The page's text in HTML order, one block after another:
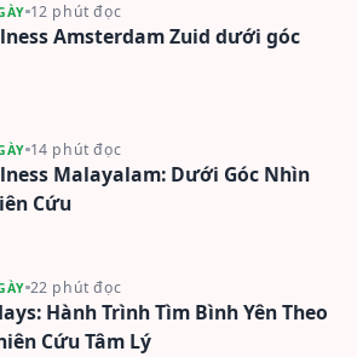
12 phút đọc
Amsterdam Zuid dưới góc
14 phút đọc
Malayalam: Dưới Góc Nhìn
Cứu
22 phút đọc
Hành Trình Tìm Bình Yên Theo
Cứu Tâm Lý